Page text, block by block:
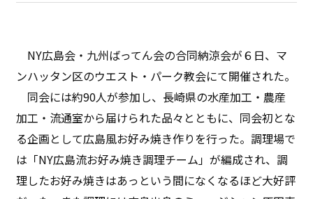
NY広島会・九州ばってん会の合同納涼会が６日、マ
ンハッタン区のウエスト・パーク教会にて開催された。
同会には約90人が参加し、長崎県の水産加工・農産
加工・流通室から届けられた品々とともに、同会初とな
る企画として広島風お好み焼き作りを行った。調理場で
は「NY広島流お好み焼き調理チーム」が編成され、調
理したお好み焼きはあっという間になくなるほど大好評